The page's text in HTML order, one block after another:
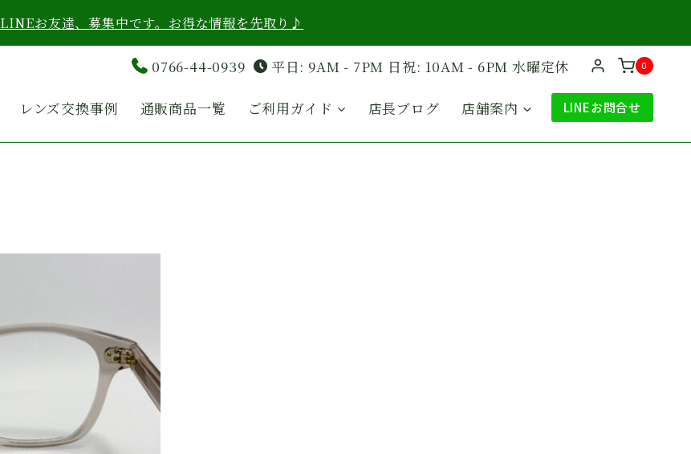
LINEお友達、募集中です。お得な情報を先取り♪
0766-44-0939 平日: 9AM - 7PM 日祝: 10AM - 6PM 水曜定休 0
レンズ交換事例 通販商品一覧 ご利用ガイド 店長ブログ 店舗案内 LINEお問合せ